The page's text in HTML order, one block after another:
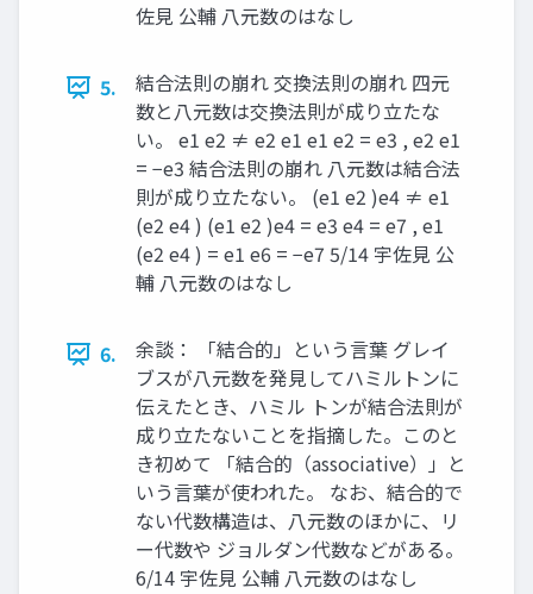
佐見 公輔 八元数のはなし
5.
結合法則の崩れ 交換法則の崩れ 四元
数と八元数は交換法則が成り立たな
い。 e1 e2 ≠ e2 e1 e1 e2 = e3 , e2 e1
= −e3 結合法則の崩れ 八元数は結合法
則が成り立たない。 (e1 e2 )e4 ≠ e1
(e2 e4 ) (e1 e2 )e4 = e3 e4 = e7 , e1
(e2 e4 ) = e1 e6 = −e7 5/14 宇佐見 公
輔 八元数のはなし
6.
余談： 「結合的」という言葉 グレイ
ブスが八元数を発見してハミルトンに
伝えたとき、ハミル トンが結合法則が
成り立たないことを指摘した。このと
き初めて 「結合的（associative）」と
いう言葉が使われた。 なお、結合的で
ない代数構造は、八元数のほかに、リ
ー代数や ジョルダン代数などがある。
6/14 宇佐見 公輔 八元数のはなし